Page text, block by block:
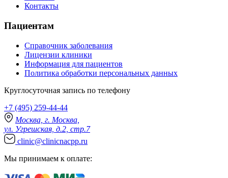
Контакты
Пациентам
Справочник заболевания
Лицензии клиники
Информация для пациентов
Политика обработки персональных данных
Круглосуточная запись по телефону
+7 (495) 259-44-44
Москва, г. Москва,
ул. Угрешская, д.2, стр.7
clinic@clinicnacpp.ru
Мы принимаем к оплате: